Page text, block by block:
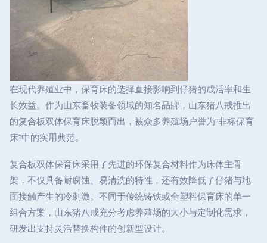
在现代养殖业中，保育床的选择直接影响到仔猪的成活率和生
长效益。作为山东畜牧装备领域的知名品牌，山东猪八戒推出
的复合板双体保育床脱颖而出，被众多养殖场户誉为“非标保育
床”中的实用典范。
复合板双体保育床采用了先进的环保复合材料作为床体主骨
架，不仅具备耐腐蚀、易清洗的特性，还有效降低了仔猪与地
面接触产生的冷刺激。不同于传统铸铁或全塑料保育床的单一
组合方案，山东猪八戒充分考虑养殖场的大小与定制化需求，
研发出支持灵活替换构件的创新型设计。